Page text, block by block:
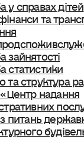
у справах дітей
та
зайнятості
статистики
та структура
«Центр надання
питань